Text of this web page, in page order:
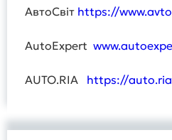
АвтоСвіт https://
AutoExpert
AUTO.RIA https://